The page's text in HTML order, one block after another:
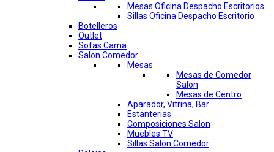
Mesas Oficina Despacho Escritorios
Sillas Oficina Despacho Escritorio
Botelleros
Outlet
Sofas Cama
Salon Comedor
Mesas
Mesas de Comedor
Salon
Mesas de Centro
Aparador, Vitrina, Bar
Estanterias
Composiciones Salon
Muebles TV
Sillas Salon Comedor